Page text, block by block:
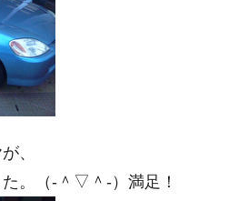
、
。（‐＾▽＾‐）満足！